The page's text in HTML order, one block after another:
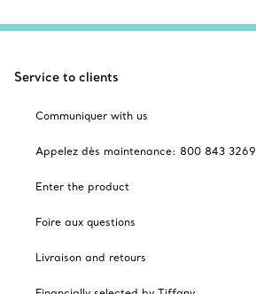
Service to clients
Communiquer with us
Appelez dès maintenance: 800 843 3269
Enter the product
Foire aux questions
Livraison and retours